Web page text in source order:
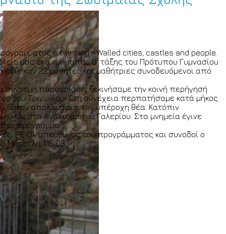
e twinning «Walled cities, castles and people.
μας ένα τμήμα της Β΄ τάξης του Πρότυπου Γυμνασίου
23 μαθητές και μαθήτριες συνοδευόμενοι από
παρουσίαση, ξεκινήσαμε την κοινή περήγησή
του Τριγωνίου. Στη συνέχεια περπατήσαμε κατά μήκος
όπου απολαύσαμε την υπέροχη θέα. Κατόπιν
και στα Ανάκτορα του Γαλερίου. Στα μνημεία έγινε
πρόγραμμα.
ΠΕ 01, υπεύθυνος του προγράμματος και συνοδοί ο
Μητσέλη, ΠΕ 08.